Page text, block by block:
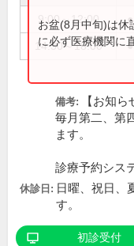
9:00～12:00 ●
14:30～18:00 ●
お盆(8月中旬)は休
に必ず医療機関に
備考:
【お知ら
毎月第二、第
ます。
診療予約シス
休診日: 日曜、祝日、
す。
初診受付